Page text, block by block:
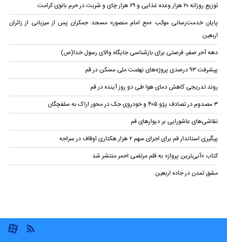
توزیع روزانه ۲۰ هزار وعده غذایی و ۲۹ هزار چای و شربت در حرم بانوی کرامت
پایان خدمت‌رسانی موکب «مع امام منصور» مسجد جمکران پس از میزبانی از زائران
اربعین
دهه آخر صفر، فرصتی برای بازشناسی جایگاه والای رسول خدا(ص)
پیشرفت ۹۳ درصدی پروژه‌های نهضت ملی مسکن در قم
روند تدریجی کاهش دمای هوا طی دو روز آینده در قم
۳ مصدوم در تصادف پژو ۴۰۵ و خودروی جک در محور اراک به سلفچگان
نقاشی‌های عاشورایی بر دیوار‌های قم
پیگیری استاندار قم برای اجرای سهم ۲ هزار هکتاری اوقاف در سراجه
کتاب «آبی‌ترین پرواز» به قلم مرتضی احمر منتشر شد
مشق تمدن در جاده اربعین